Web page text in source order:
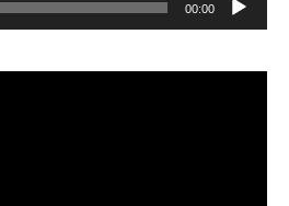
00:00